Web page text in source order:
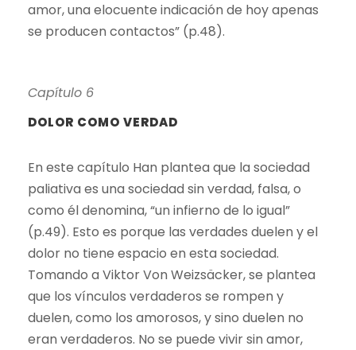
amor, una elocuente indicación de hoy apenas
se producen contactos” (p.48).
Capítulo 6
DOLOR COMO VERDAD
En este capítulo Han plantea que la sociedad
paliativa es una sociedad sin verdad, falsa, o
como él denomina, “un infierno de lo igual”
(p.49). Esto es porque las verdades duelen y el
dolor no tiene espacio en esta sociedad.
Tomando a Viktor Von Weizsäcker, se plantea
que los vínculos verdaderos se rompen y
duelen, como los amorosos, y sino duelen no
eran verdaderos. No se puede vivir sin amor,